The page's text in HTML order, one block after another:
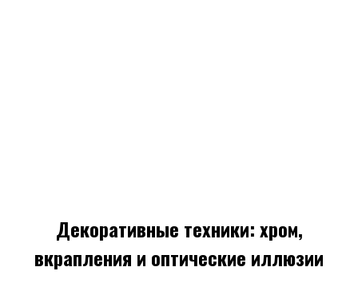
Декоративные техники: хром,
вкрапления и оптические иллюзии